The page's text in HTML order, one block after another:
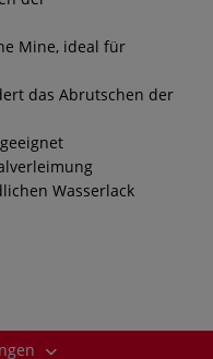
Mine, ideal für
das Abrutschen der
Wasserlack